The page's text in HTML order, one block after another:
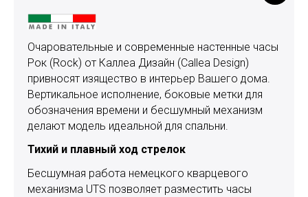
Очаровательные и современные настенные часы
Рок (Rock) от Каллеа Дизайн (Callea Design)
привносят изящество в интерьер Вашего дома.
Вертикальное исполнение, боковые метки для
обозначения времени и бесшумный механизм
делают модель идеальной для спальни.
Тихий и плавный ход стрелок
Бесшумная работа немецкого кварцевого
механизма UTS позволяет разместить часы